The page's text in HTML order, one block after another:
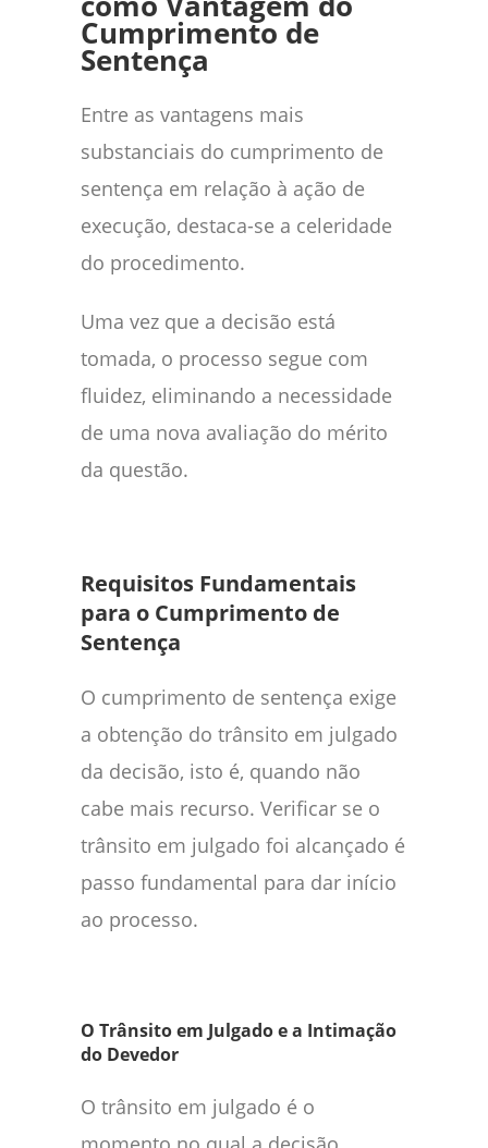
Cumprimento de
Sentença
Entre as vantagens mais
substanciais do cumprimento de
sentença em relação à ação de
execução, destaca-se a celeridade
do procedimento.
Uma vez que a decisão está
tomada, o processo segue com
fluidez, eliminando a necessidade
de uma nova avaliação do mérito
da questão.
Requisitos Fundamentais
para o Cumprimento de
Sentença
O cumprimento de sentença exige
a obtenção do trânsito em julgado
da decisão, isto é, quando não
cabe mais recurso. Verificar se o
trânsito em julgado foi alcançado é
passo fundamental para dar início
ao processo.
O Trânsito em Julgado e a Intimação
do Devedor
O trânsito em julgado é o